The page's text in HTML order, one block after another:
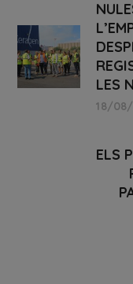
LES
18/
ELS